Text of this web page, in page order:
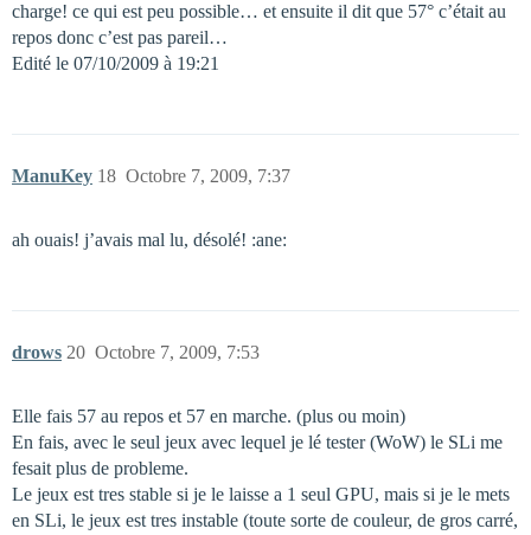
charge! ce qui est peu possible… et ensuite il dit que 57° c’était au
repos donc c’est pas pareil…
Edité le 07/10/2009 à 19:21
ManuKey Octobre 7, 2009, 7:37
18
ah ouais! j’avais mal lu, désolé! :ane:
drows Octobre 7, 2009, 7:53
20
Elle fais 57 au repos et 57 en marche. (plus ou moin)
En fais, avec le seul jeux avec lequel je lé tester (WoW) le SLi me
fesait plus de probleme.
Le jeux est tres stable si je le laisse a 1 seul GPU, mais si je le mets
en SLi, le jeux est tres instable (toute sorte de couleur, de gros carré,